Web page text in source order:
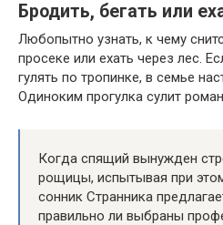
Бродить, бегать или
Любопытно узнать, к чему
просеке или ехать через лес.
гулять по тропинке, в семье
Одиноким прогулка сулит
Когда спящий вынужден
рощицы, испытывая при
сонник Странника
правильно ли выбраны